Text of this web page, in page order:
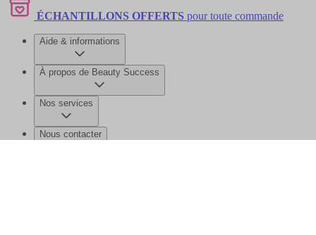
ÉCHANTILLONS OFFERTS pour toute commande
Aide & informations
À propos de Beauty Success
Nos services
Nous contacter